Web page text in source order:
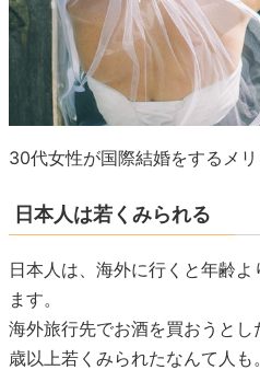
30代女性が国際結婚をするメ
日本人は若くみられる
日本人は、海外に行くと年齢
ます。
海外旅行先でお酒を買おうと
歳以上若くみられたなんて人も。